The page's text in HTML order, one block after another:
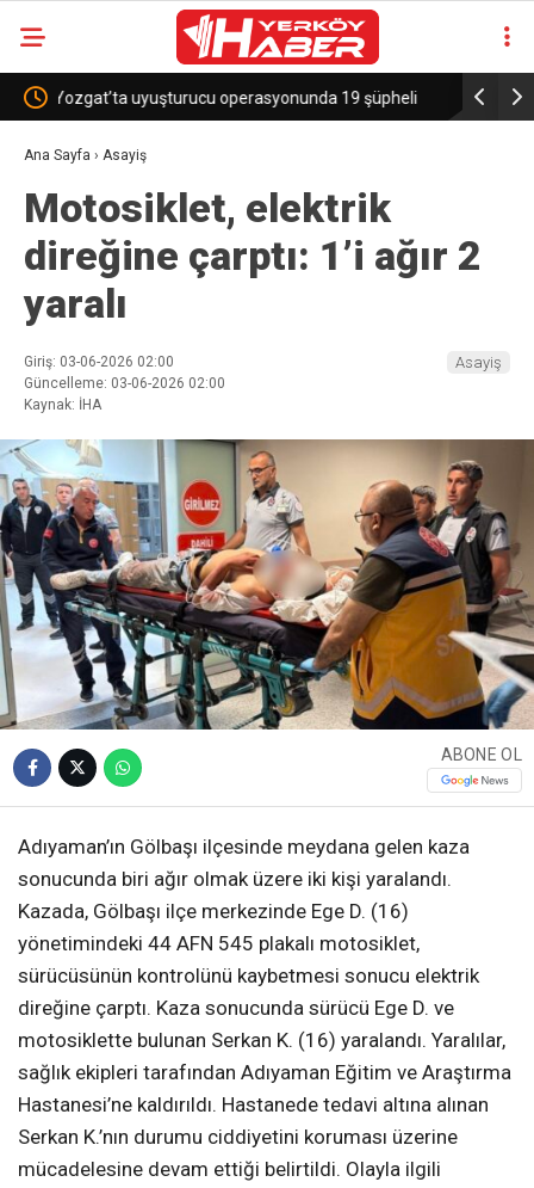
şüpheli Sekili Köyü’ne Okul Müjdesi! 29
Ana Sayfa › Asayiş
Motosiklet, elektrik
direğine çarptı: 1’i ağır 2
yaralı
Giriş: 03-06-2026 02:00
Güncelleme: 03-06-2026 02:00
Kaynak: İHA
Asayiş
ABONE OL
Adıyaman’ın Gölbaşı ilçesinde meydana gelen kaza
sonucunda biri ağır olmak üzere iki kişi yaralandı.
Kazada, Gölbaşı ilçe merkezinde Ege D. (16)
yönetimindeki 44 AFN 545 plakalı motosiklet,
sürücüsünün kontrolünü kaybetmesi sonucu elektrik
direğine çarptı. Kaza sonucunda sürücü Ege D. ve
motosiklette bulunan Serkan K. (16) yaralandı. Yaralılar,
sağlık ekipleri tarafından Adıyaman Eğitim ve Araştırma
Hastanesi’ne kaldırıldı. Hastanede tedavi altına alınan
Serkan K.’nın durumu ciddiyetini koruması üzerine
mücadelesine devam ettiği belirtildi. Olayla ilgili